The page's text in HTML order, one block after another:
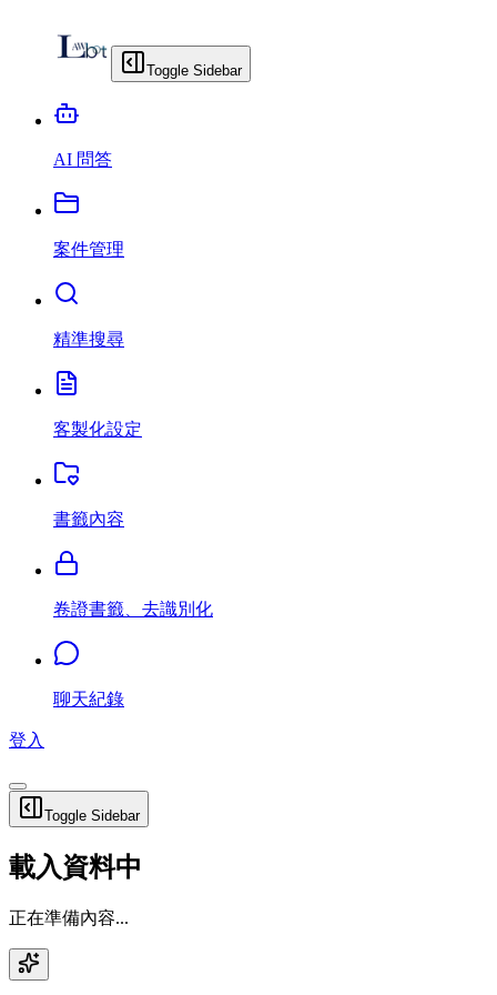
Toggle Sidebar
AI 問答
案件管理
精準搜尋
客製化設定
書籤內容
卷證書籤、去識別化
聊天紀錄
登入
Toggle Sidebar
載入資料中
正在準備內容...